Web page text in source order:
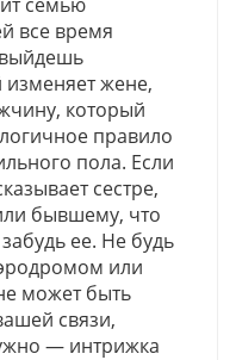
все время
жене,
который
правило
пола. Если
сестре,
бывшему, что
ее. Не будь
или
может быть
связи,
— интрижка